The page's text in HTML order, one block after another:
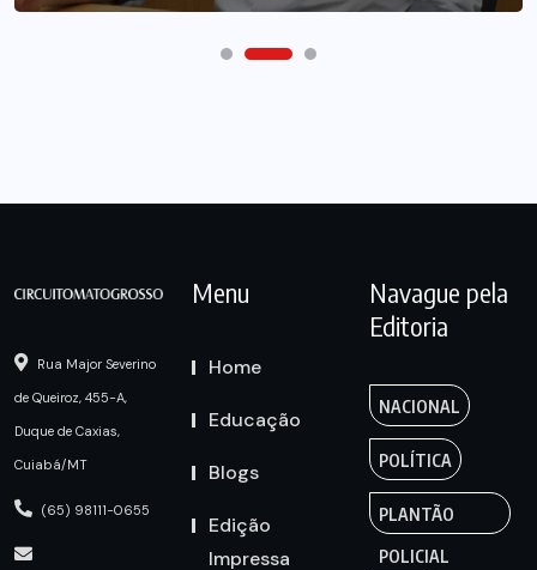
Rua Major Severino
de Queiroz, 455-A,
Duque de Caxias,
Cuiabá/MT
(65) 98111-0655
Menu
Home
Educação
Blogs
Edição
Impressa
Navague pela
Editoria
NACIONAL
POLÍTICA
PLANTÃO
POLICIAL